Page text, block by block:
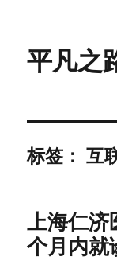
平凡之
标签：互
上海仁济
个月内就